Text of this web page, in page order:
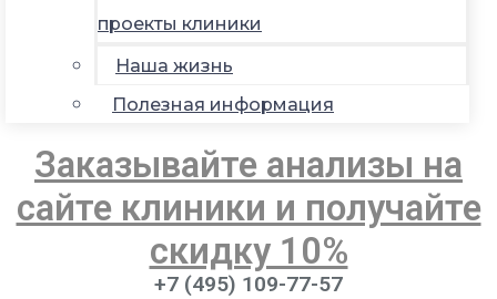
проекты клиники
Наша жизнь
Полезная информация
Заказывайте анализы на
сайте клиники и получайте
скидку 10%
+7 (495) 109-77-57